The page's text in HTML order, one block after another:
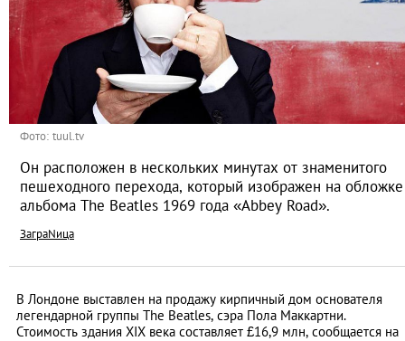
Фото: tuul.tv
Он расположен в нескольких минутах от знаменитого
пешеходного перехода, который изображен на обложке
альбома The Beatles 1969 года «Abbey Road».
ЗаграNица
В Лондоне выставлен на продажу кирпичный дом основателя
легендарной группы The Beatles, сэра Пола Маккартни.
Стоимость здания ХIX века составляет £16,9 млн, сообщается на